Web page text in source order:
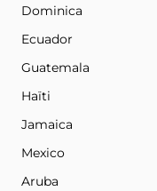
Dominica
Ecuador
Guatemala
Haïti
Jamaica
Mexico
Aruba